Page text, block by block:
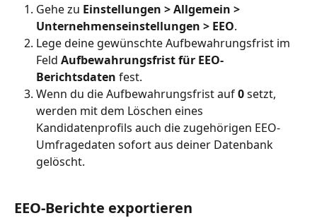
Gehe zu Einstellungen > Allgemein >
Unternehmenseinstellungen > EEO.
Lege deine gewünschte Aufbewahrungsfrist im
Feld Aufbewahrungsfrist für EEO-
Berichtsdaten fest.
Wenn du die Aufbewahrungsfrist auf 0 setzt,
werden mit dem Löschen eines
Kandidatenprofils auch die zugehörigen EEO-
Umfragedaten sofort aus deiner Datenbank
gelöscht.
EEO-Berichte exportieren